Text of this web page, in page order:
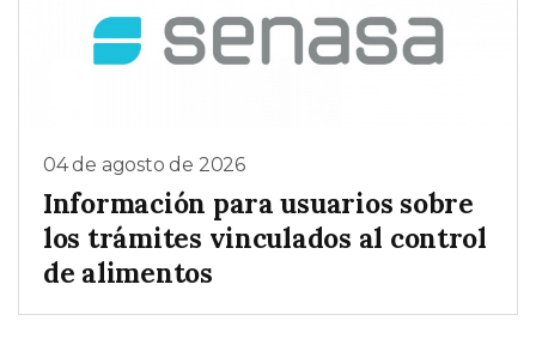
04 de agosto de 2026
Información para usuarios sobre
los trámites vinculados al control
de alimentos